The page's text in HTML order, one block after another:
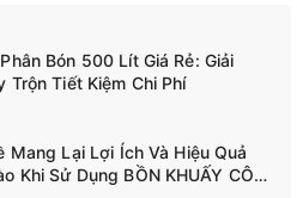
Bón 500 Lít Giá Rẻ: Giải
Trộn Tiết Kiệm Chi Phí
Mang Lại Lợi Ích Và Hiệu Quả
Khi Sử Dụng BỒN KHUẤY CÔNG